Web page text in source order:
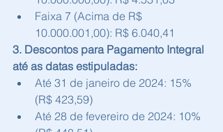
Faixa 7 (Acima de R$
10.000.001,00): R$ 6.040,41
3. Descontos para Pagamento Integral
até as datas estipuladas:
Até 31 de janeiro de 2024: 15%
(R$ 423,59)
Até 28 de fevereiro de 2024: 10%